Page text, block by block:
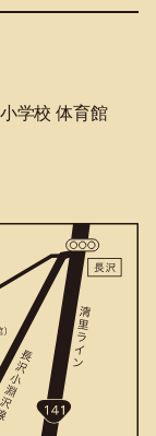
学校 体育館